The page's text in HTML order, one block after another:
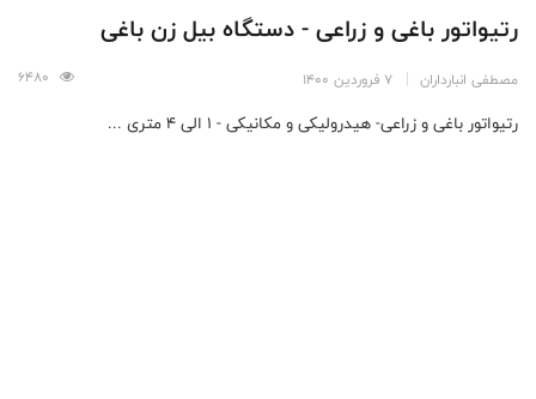
رتیواتور باغی و زراعی - دستگاه بیل زن باغی
مصطفی انبارداران 7 فروردین 1400
رتیواتور باغی و زراعی- هیدرولیکی و مکانیکی - 1 الی 4 متری ...